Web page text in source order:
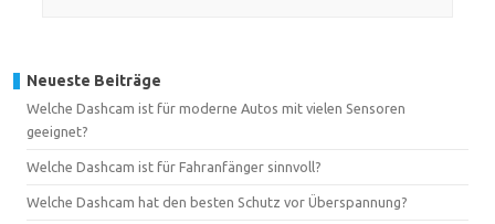
Neueste Beiträge
Welche Dashcam ist für moderne Autos mit vielen Sensoren
geeignet?
Welche Dashcam ist für Fahranfänger sinnvoll?
Welche Dashcam hat den besten Schutz vor Überspannung?